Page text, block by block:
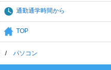
通勤通学時間から
TOP
パソコン